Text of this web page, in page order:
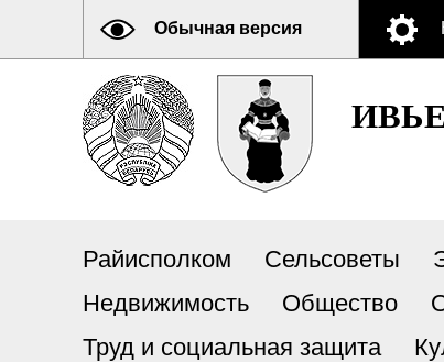
Обычная версия
Райисполком Сельсоветы
Недвижимость
Общество
Труд и социальная защита